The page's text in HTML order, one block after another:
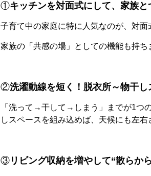
①キッチンを対面式にして、家族と
子育て中の家庭に特に人気なのが、対
家族の「共感の場」としての機能も持ち
②洗濯動線を短く！脱衣所～物干し
「洗って→干して→しまう」までが1つ
しスペースを組み込めば、天候にも左右
③ リビング収納を増やして“散らか